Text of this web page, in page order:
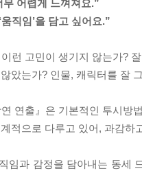
어렵게 느껴져요.”
움직임’을 담고 싶어요.”
런 고민이 생기지 않는가?
았는가? 인물, 캐릭터를 잘
연출』은 기본적인 투시방
적으로 다루고 있어, 과감
임과 감정을 담아내는 동세